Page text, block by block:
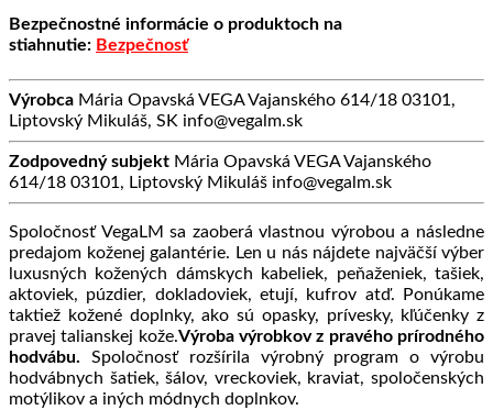
Bezpečnostné informácie o produktoch na
stiahnutie: Bezpečnosť
Výrobca Mária Opavská VEGA Vajanského 614/18 03101,
Liptovský Mikuláš, SK info@vegalm.sk
Zodpovedný subjekt Mária Opavská VEGA Vajanského
614/18 03101, Liptovský Mikuláš info@vegalm.sk
Spoločnosť VegaLM sa zaoberá vlastnou výrobou a následne
predajom koženej galantérie. Len u nás nájdete najväčší výber
luxusných kožených dámskych kabeliek, peňaženiek, tašiek,
aktoviek, púzdier, dokladoviek, etují, kufrov atď. Ponúkame
taktiež kožené doplnky, ako sú opasky, prívesky, kľúčenky z
pravej talianskej kože.Výroba výrobkov z pravého prírodného
hodvábu. Spoločnosť rozšírila výrobný program o výrobu
hodvábnych šatiek, šálov, vreckoviek, kraviat, spoločenských
motýlikov a iných módnych doplnkov.